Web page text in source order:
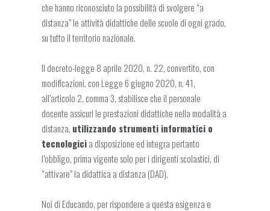
che hanno riconosciuto la possibilità di svolgere “a
distanza” le attività didattiche delle scuole di ogni grado,
su tutto il territorio nazionale.
Il decreto-legge 8 aprile 2020, n. 22, convertito, con
modificazioni, con Legge 6 giugno 2020, n. 41,
all’articolo 2, comma 3, stabilisce che il personale
docente assicuri le prestazioni didattiche nella modalità a
distanza, utilizzando strumenti informatici o
tecnologicia disposizione ed integra pertanto
l’obbligo, prima vigente solo per i dirigenti scolastici, di
“attivare” la didattica a distanza (DAD).
Noi di Educando, per rispondere a questa esigenza e